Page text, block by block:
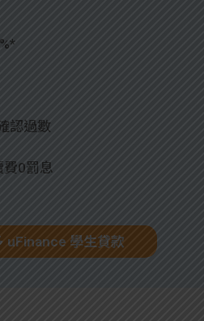
認過數
費0罰息
uFinance 學生貸款